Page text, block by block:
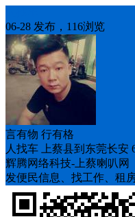
06-28 发布，116浏览
言有物 行有格
人找车 上蔡县到东莞长安
辉腾网络科技-上蔡喇叭网
发便民信息、找工作、租